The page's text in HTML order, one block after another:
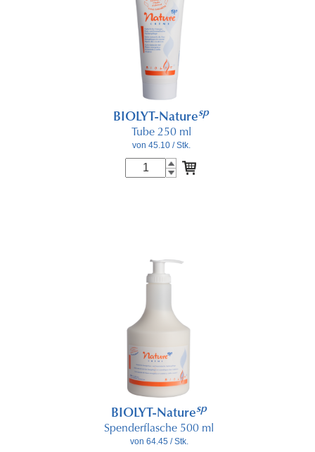
BIOLYT-Naturesp
Tube 250 ml
von 45.10/ Stk.
BIOLYT-Naturesp
Spenderflasche 500 ml
von 64.45 / Stk.